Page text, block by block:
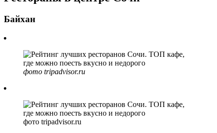
Байхан
фото tripadvisor.ru
фото tripadvisor.ru